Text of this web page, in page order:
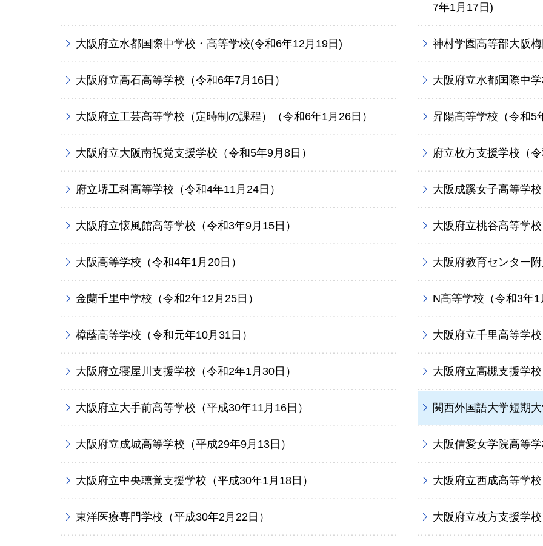
7年1月17日)
大阪府立水都国際中学校・高等学校(令和6年12月19日) 神村学園高等部大阪
大阪府立高石高等学校（令和6年7月16日） 大阪府立水都国際中
大阪府立工芸高等学校（定時制の課程）（令和6年1月26日） 昇陽高等学校（令和5
大阪府立大阪南視覚支援学校（令和5年9月8日） 府立枚方支援学校（
府立堺工科高等学校（令和4年11月24日） 大阪成蹊女子高等学
大阪府立懐風館高等学校（令和3年9月15日） 大阪府立桃谷高等学
大阪高等学校（令和4年1月20日） 大阪府教育センター
金蘭千里中学校（令和2年12月25日） N高等学校（令和3年
樟蔭高等学校（令和元年10月31日） 大阪府立千里高等学
大阪府立寝屋川支援学校（令和2年1月30日） 大阪府立高槻支援学
大阪府立大手前高等学校（平成30年11月16日） 関西外国語大学短期
大阪府立成城高等学校（平成29年9月13日） 大阪信愛女学院高等
大阪府立中央聴覚支援学校（平成30年1月18日） 大阪府立西成高等学
東洋医療専門学校（平成30年2月22日） 大阪府立枚方支援学